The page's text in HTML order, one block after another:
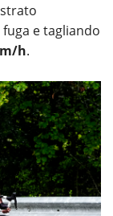
e tagliando
h.